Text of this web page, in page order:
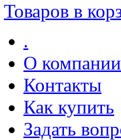
Товаров в
.
О компании
Контакты
Как купить
Задать